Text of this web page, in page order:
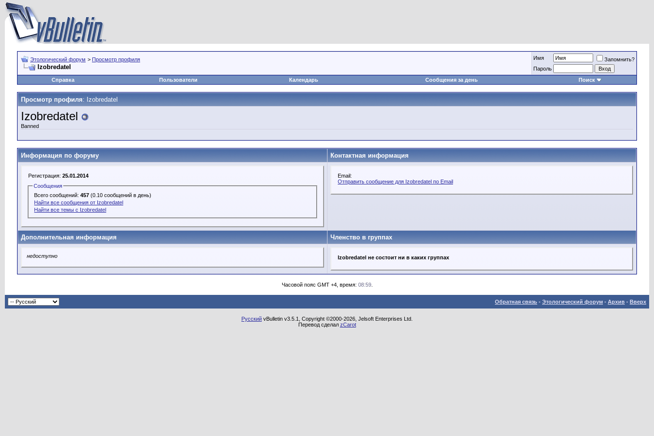
Этологический форум > Просмотр профиля
Izobredatel
Имя
Запомнить?
Пароль
Справка
Пользователи Календарь Сообщения за день Поиск
Просмотр профиля: Izobredatel
Izobredatel
Banned
Информация по форуму Контактная информация
Регистрация: 25.01.2014
Сообщения
Всего сообщений:457 (0.10 сообщений в день)
Найти все сообщения от Izobredatel
Найти все темы с Izobredatel
Email:
Отправить сообщение для Izobredatel по Email
Дополнительная информация Членство в группах
недоступно Izobredatel не состоит ни в каких группах
Часовой пояс GMT +4, время: 08:59.
Обратная связь - Этологический форум - Архив - Вверх
Русский vBulletin v3.5.1, Copyright ©2000-2026, Jelsoft Enterprises Ltd.
Перевод сделал zCarot